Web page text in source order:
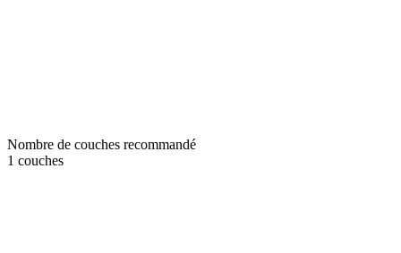
Nombre de couches recommandé
1 couches